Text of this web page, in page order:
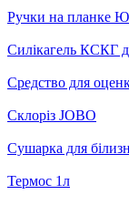
Ручки на планке
Силікагель КСКГ
Средство для
Склоріз JOBO
Сушарка для
Термос 1л